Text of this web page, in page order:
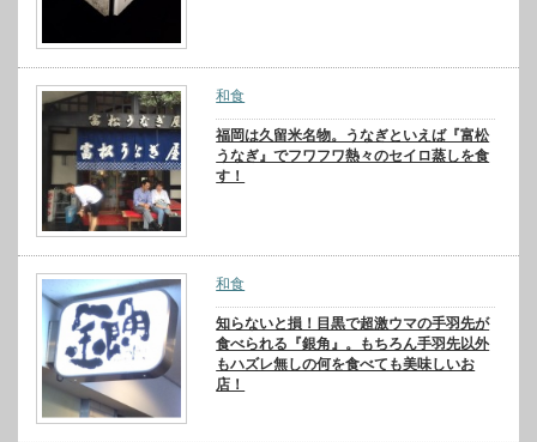
和食
福岡は久留米名物。うなぎといえば『富松
うなぎ』でフワフワ熱々のセイロ蒸しを食
す！
和食
知らないと損！目黒で超激ウマの手羽先が
食べられる『銀角』。もちろん手羽先以外
もハズレ無しの何を食べても美味しいお
店！